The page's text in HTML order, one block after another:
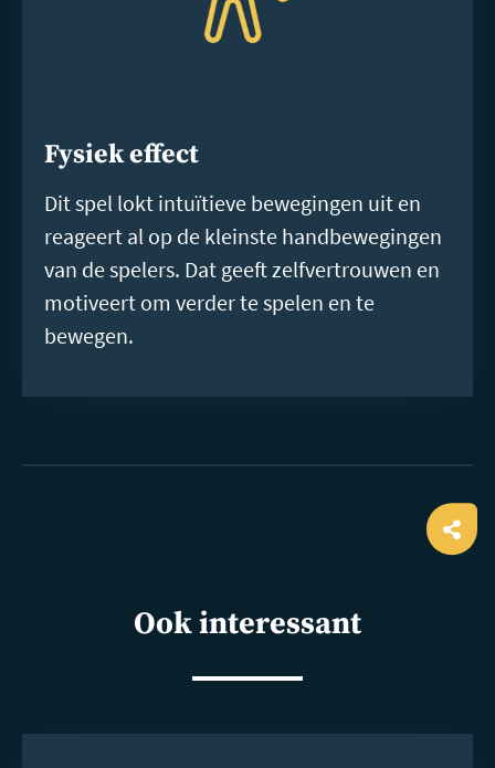
Fysiek effect
Dit spel lokt intuïtieve bewegingen uit en
reageert al op de kleinste handbewegingen
van de spelers. Dat geeft zelfvertrouwen en
motiveert om verder te spelen en te
bewegen.
Ook interessant